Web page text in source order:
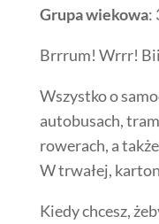
Grupa wiekowa:
Brrrum! Wrrr!
Wszystko o
autobusach,
rowerach, a
W trwałej,
Kiedy chcesz,